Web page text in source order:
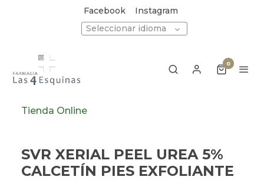
Facebook
Instagram
Seleccionar idioma
0
Tienda Online
SVR XERIAL PEEL UREA 5%
CALCETÍN PIES EXFOLIANTE